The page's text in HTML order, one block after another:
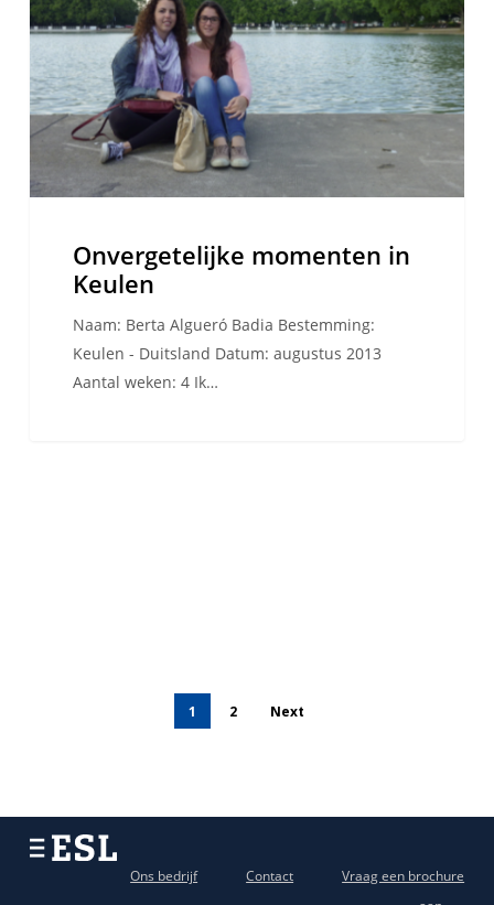
Onvergetelijke momenten in
Keulen
Naam: Berta Algueró Badia Bestemming:
Keulen - Duitsland Datum: augustus 2013
Aantal weken: 4 Ik…
1 2 Next
Ons bedrijf Contact
Vraag een brochure